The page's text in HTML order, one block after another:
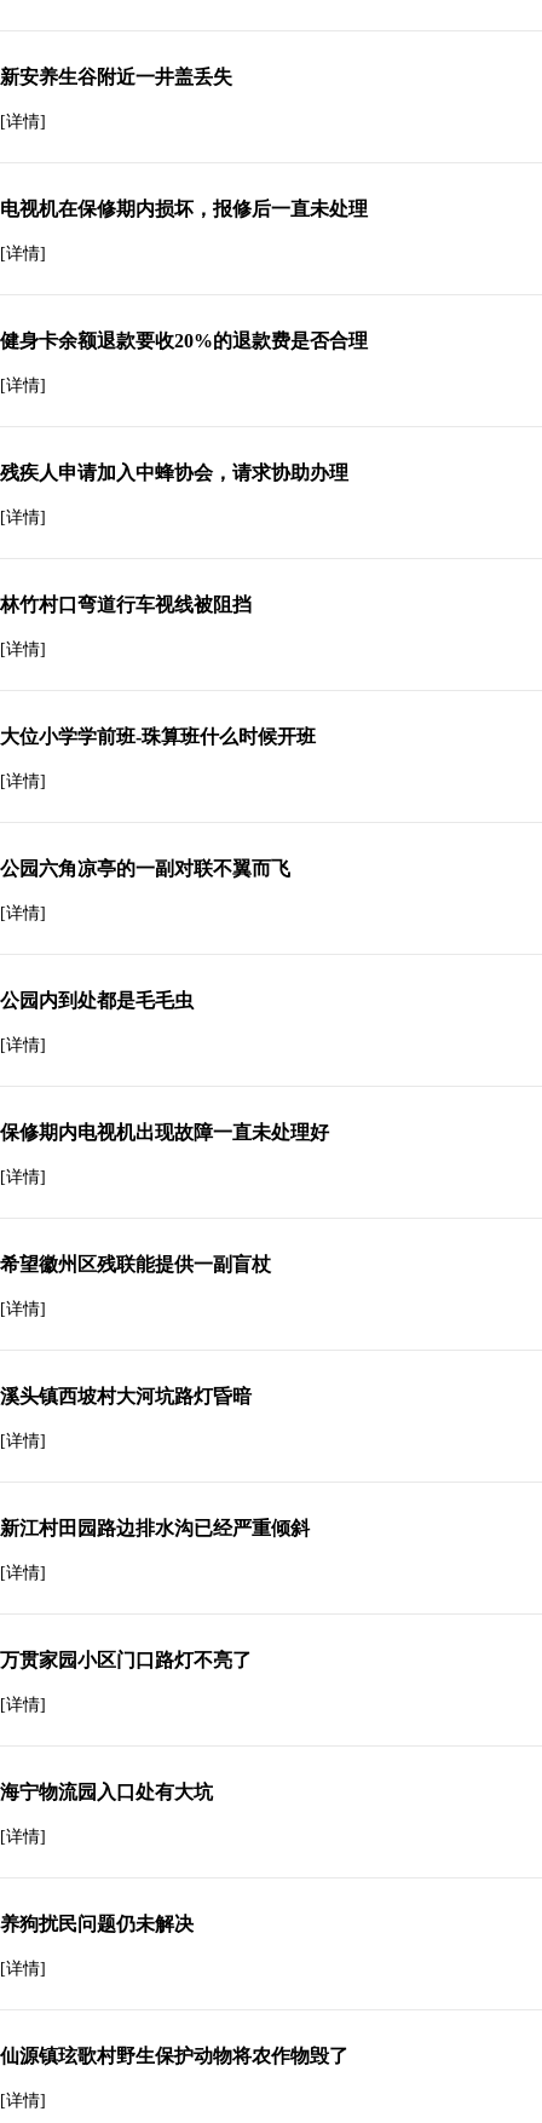
新安养生谷附近一井盖丢失
[详情]
电视机在保修期内损坏，报修后一直未处理
[详情]
健身卡余额退款要收20%的退款费是否合理
[详情]
残疾人申请加入中蜂协会，请求协助办理
[详情]
林竹村口弯道行车视线被阻挡
[详情]
大位小学学前班-珠算班什么时候开班
[详情]
公园六角凉亭的一副对联不翼而飞
[详情]
公园内到处都是毛毛虫
[详情]
保修期内电视机出现故障一直未处理好
[详情]
希望徽州区残联能提供一副盲杖
[详情]
溪头镇西坡村大河坑路灯昏暗
[详情]
新江村田园路边排水沟已经严重倾斜
[详情]
万贯家园小区门口路灯不亮了
[详情]
海宁物流园入口处有大坑
[详情]
养狗扰民问题仍未解决
[详情]
仙源镇玹歌村野生保护动物将农作物毁了
[详情]